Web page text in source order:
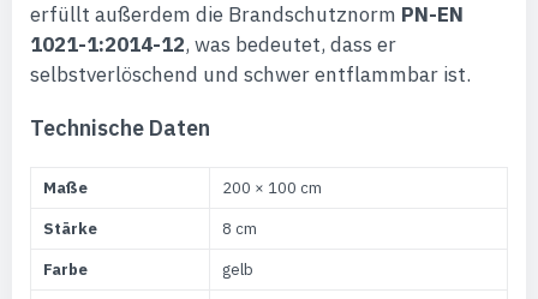
erfüllt außerdem die Brandschutznorm PN-EN
1021-1:2014-12, was bedeutet, dass er
selbstverlöschend und schwer entflammbar ist.
Technische Daten
Maße
200 × 100 cm
Stärke
8 cm
Farbe
gelb